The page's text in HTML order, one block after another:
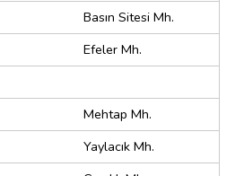
Basın Sitesi Mh.
Efeler Mh.
Mehtap Mh.
Yaylacık Mh.